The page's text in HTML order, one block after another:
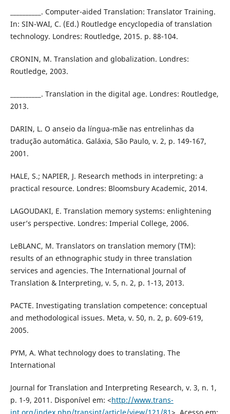
__________. Computer-aided Translation: Translator Training.
In: SIN-WAI, C. (Ed.) Routledge encyclopedia of translation
technology. Londres: Routledge, 2015. p. 88-104.
CRONIN, M. Translation and globalization. Londres:
Routledge, 2003.
__________. Translation in the digital age. Londres: Routledge,
2013.
DARIN, L. O anseio da língua-mãe nas entrelinhas da
tradução automática. Galáxia, São Paulo, v. 2, p. 149-167,
2001.
HALE, S.; NAPIER, J. Research methods in interpreting: a
practical resource. Londres: Bloomsbury Academic, 2014.
LAGOUDAKI, E. Translation memory systems: enlightening
user’s perspective. Londres: Imperial College, 2006.
LeBLANC, M. Translators on translation memory (TM):
results of an ethnographic study in three translation
services and agencies. The International Journal of
Translation & Interpreting, v. 5, n. 2, p. 1-13, 2013.
PACTE. Investigating translation competence: conceptual
and methodological issues. Meta, v. 50, n. 2, p. 609-619,
2005.
PYM, A. What technology does to translating. The
International
Journal for Translation and Interpreting Research, v. 3, n. 1,
p. 1-9, 2011. Disponível em: <http://www.trans-